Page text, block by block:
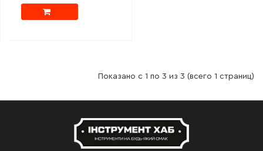
Показано с 1 по 3 из 3 (всего 1 страниц)